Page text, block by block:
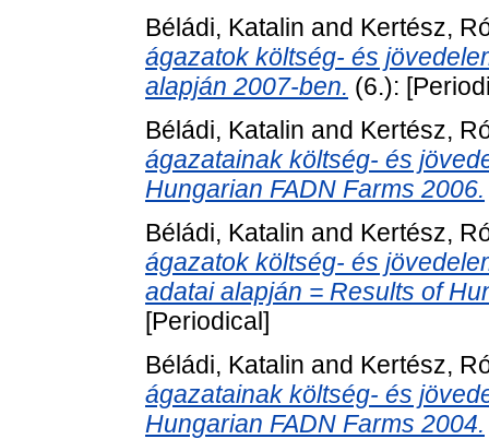
Béládi, Katalin and Kertész,
ágazatok költség- és
alapján 2007-ben. (6.):
Béládi, Katalin and Kertész,
ágazatainak költség- és
Hungarian FADN Farms 2006.
Béládi, Katalin and Kertész,
ágazatok költség- és
adatai alapján = Results of
[Periodical]
Béládi, Katalin and Kertész,
ágazatainak költség- és
Hungarian FADN Farms 2004.